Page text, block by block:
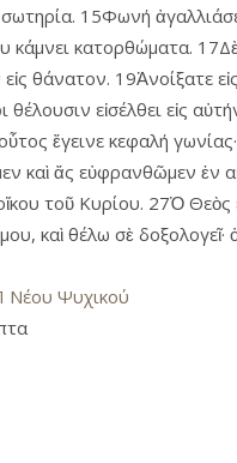
σωτηρία. 15Φωνή
κάμνει κατορθώματα.
θάνατον. 19Ἀνοίξατε
θέλουσιν εἰσέλθει εἰς
ἔγεινε κεφαλή
καὶ ἄς εὐφρανθῶμεν
τοῦ Κυρίου. 27Ὁ
καὶ θέλω σὲ
Νέου Ψυχικού